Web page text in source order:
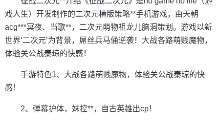
戏人生）开发制作的二次元横版策略**手机游戏，由天朝
acg***冥夜、当歌**，二次元萌物祖龙儿脑洞策划。游戏以新
世界‘二次元’为背景，屌丝兵马俑逆袭！大战各路萌贱魔物，
体验关公战秦琼的快感！
手游特色1、大战各路萌贱魔物，体验关公战秦琼的快
感！
2、弹幕护体，妹控**，自古英雄出cp！